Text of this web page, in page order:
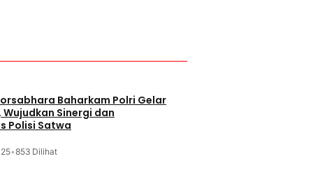
Baharkam Polri Gelar
Wujudkan Sinergi dan
Polisi Satwa
•853 Dilihat